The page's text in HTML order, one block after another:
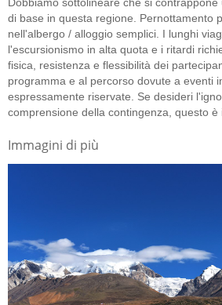
di base in questa regione. Pernottamento
nell'albergo / alloggio semplici. I lunghi
l'escursionismo in alta quota e i ritardi
fisica, resistenza e flessibilità dei
programma e al percorso dovute a eventi
espressamente riservate. Se desideri
comprensione della contingenza, questo è
Immagini di più